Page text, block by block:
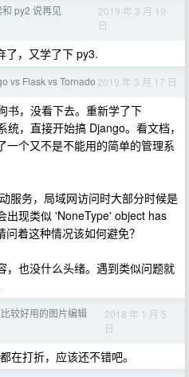
py2 说再见
2019 年 3 月 19
日
了，又学了下 py3.
vs Flask vs Tornado 2019 年 3 月 17 日
书，没看下去。重新学了下
，直接开始搞 Django。看文档，
一个又不是不能用的简单的管理系
服务，局域网访问时大部分时候是
出现类似 'NoneType' object has
着这种情况该如何避免？
，也没什么头绪。遇到类似问题就
较好用的图片编辑
2018 年 1 月 5
日
在打折，应该还不错吧。